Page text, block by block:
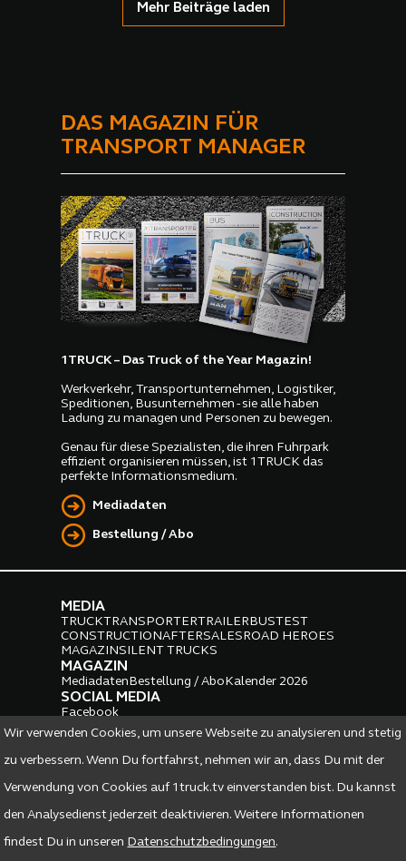
Wir verwenden Cookies, um unsere Webseite zu analysieren und stetig
zu verbessern. Wenn Du fortfahrst, nehmen wir an, dass Du mit der
Verwendung von Cookies auf 1truck.tv einverstanden bist. Du kannst
den Analysedienst jederzeit deaktivieren. Weitere Informationen
findest Du in unseren Datenschutzbedingungen.
Mehr Beiträge laden
DAS MAGAZIN FÜR
TRANSPORT MANAGER
1TRUCK – Das Truck of the Year Magazin!
Werkverkehr, Transportunternehmen, Logistiker,
Speditionen, Busunternehmen - sie alle haben
Ladung zu managen und Personen zu bewegen.
Genau für diese Spezialisten, die ihren Fuhrpark
effizient organisieren müssen, ist 1TRUCK das
perfekte Informationsmedium.
Mediadaten
Bestellung / Abo
MEDIA
TRUCKTRANSPORTERTRAILER BUSTEST
CONSTRUCTIONAFTERSALES ROAD HEROES
MAGAZIN SILENT TRUCKS
MAGAZIN
Mediadaten Bestellung / Abo Kalender 2026
SOCIAL MEDIA
Facebook
Instagram LinkedIn